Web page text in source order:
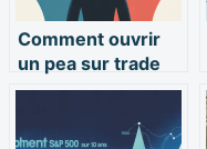
Comment ouvrir
un pea sur trade
republic : guide